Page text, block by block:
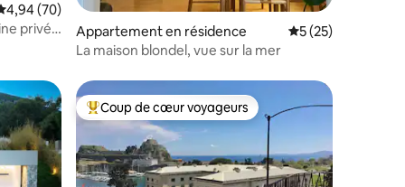
: 4,97 sur 5
moyenne sur la base de 70 commentaires : 4,94 sur 5
4,94 (70)
privée
Appartement en résidence Évaluation
5 (25)
La maison blondel, vue sur la mer
Coups de cœur voyageurs les plus appréciés
Coup de cœur voyageurs